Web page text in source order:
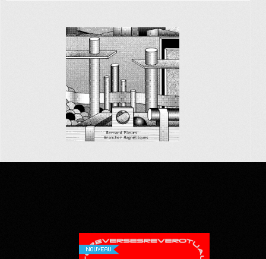
NOUVEAU